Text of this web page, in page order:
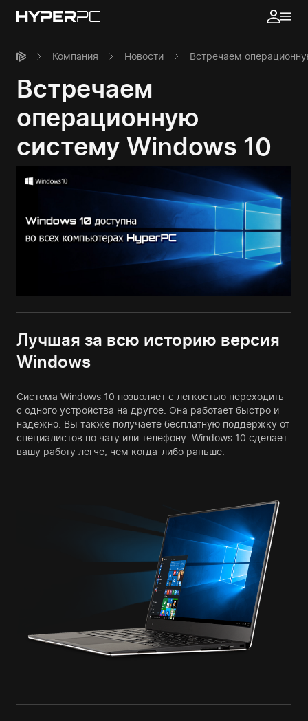
Компания Новости Встречаем
Встречаем
операционную
систему Windows 10
Лучшая за всю историю версия
Windows
Система Windows 10 позволяет с легкостью переходить
с одного устройства на другое. Она работает быстро и
надежно. Вы также получаете бесплатную поддержку от
специалистов по чату или телефону. Windows 10 сделает
вашу работу легче, чем когда-либо раньше.